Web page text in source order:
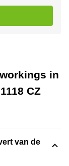
in
CZ
van de